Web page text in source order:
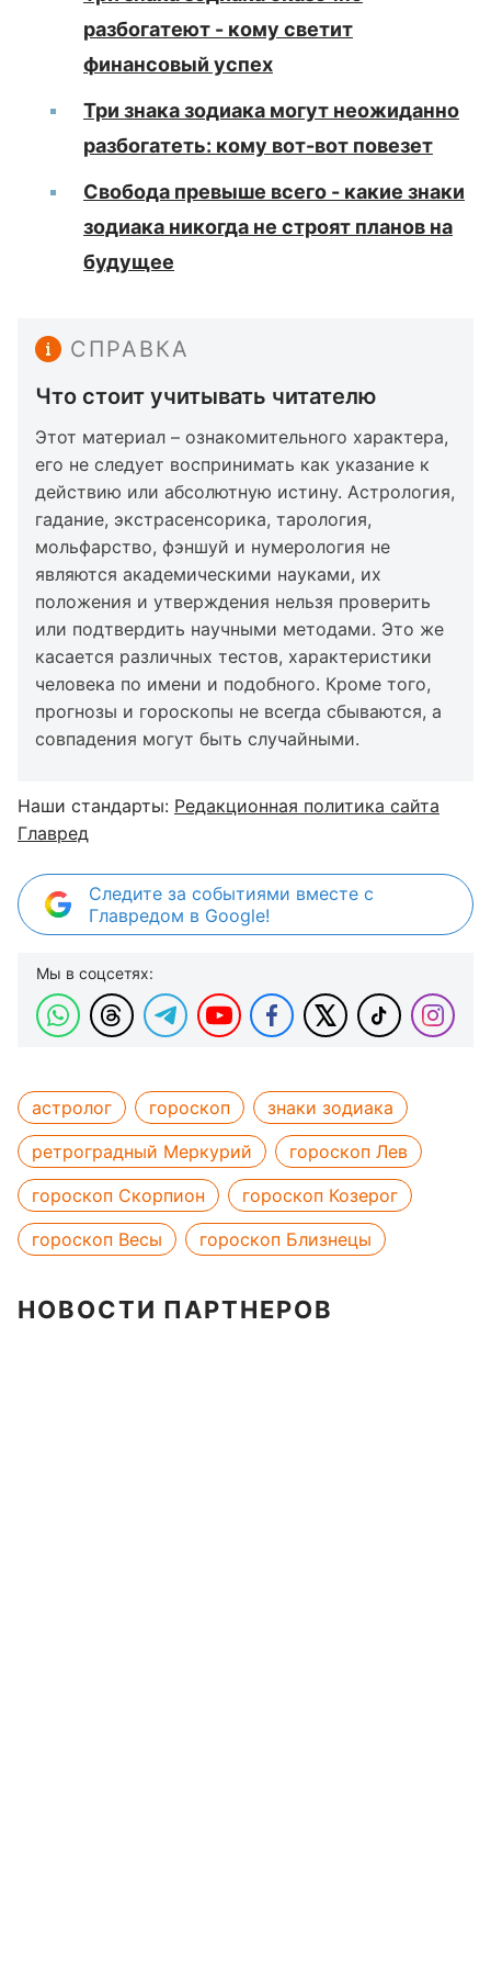
разбогатеют - кому светит
финансовый успех
Три знака зодиака могут неожиданно
разбогатеть: кому вот-вот повезет
Свобода превыше всего - какие знаки
зодиака никогда не строят планов на
будущее
СПРАВКА
Что стоит учитывать читателю
Этот материал – ознакомительного характера,
его не следует воспринимать как указание к
действию или абсолютную истину. Астрология,
гадание, экстрасенсорика, тарология,
мольфарство, фэншуй и нумерология не
являются академическими науками, их
положения и утверждения нельзя проверить
или подтвердить научными методами. Это же
касается различных тестов, характеристики
человека по имени и подобного. Кроме того,
прогнозы и гороскопы не всегда сбываются, а
совпадения могут быть случайными.
Наши стандарты: Редакционная политика сайта
Главред
Следите за событиями вместе с
Главредом в Google!
Мы в соцсетях:
астролог гороскоп
знаки зодиака
ретроградный Меркурий
гороскоп Лев
гороскоп Скорпион
гороскоп Козерог
гороскоп Весы
гороскоп Близнецы
НОВОСТИ ПАРТНЕРОВ